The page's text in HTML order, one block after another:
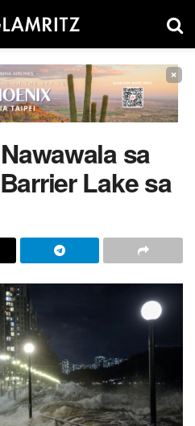
×
sa
Lake sa